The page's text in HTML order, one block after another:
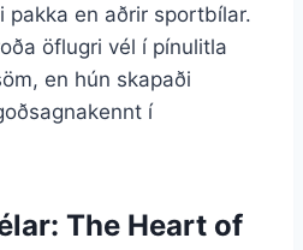
pakka en aðrir sportbílar.
öflugri vél í pínulitla
en hún skapaði
í
The Heart of